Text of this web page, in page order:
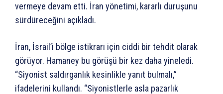
vermeye devam etti. İran yönetimi, kararlı duruşunu
sürdüreceğini açıkladı.
İran, İsrail’i bölge istikrarı için ciddi bir tehdit olarak
görüyor. Hamaney bu görüşü bir kez daha yineledi.
“Siyonist saldırganlık kesinlikle yanıt bulmalı,”
ifadelerini kullandı. “Siyonistlerle asla pazarlık